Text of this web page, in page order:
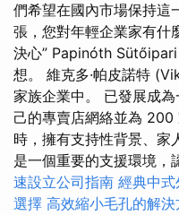
們希望在國內市場保持這
張，您對年輕企業家有什
決心” Papinóth
想。 維克多·帕皮諾特
家族企業中。 已發展成
己的專賣店網絡並為 200
時，擁有支持性背景、家
是一個重要的支援環境
速設立公司指南 經典中
選擇 高效縮小毛孔的解